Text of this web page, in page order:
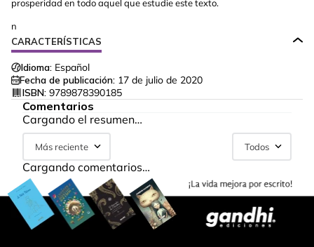
prosperidad en todo aquel que estudie este texto.
n
CARACTERÍSTICAS
Idioma: Español
Fecha de publicación: 17 de julio de 2020
ISBN: 9789878390185
Comentarios
Cargando el resumen…
Más reciente Todos
Cargando comentarios…